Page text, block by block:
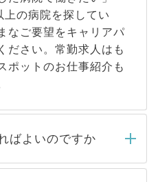
上の病院を探してい
なご要望をキャリアパ
ださい。常勤求人はも
ポットのお仕事紹介も
ばよいのですか
たら、弊社担当者がご